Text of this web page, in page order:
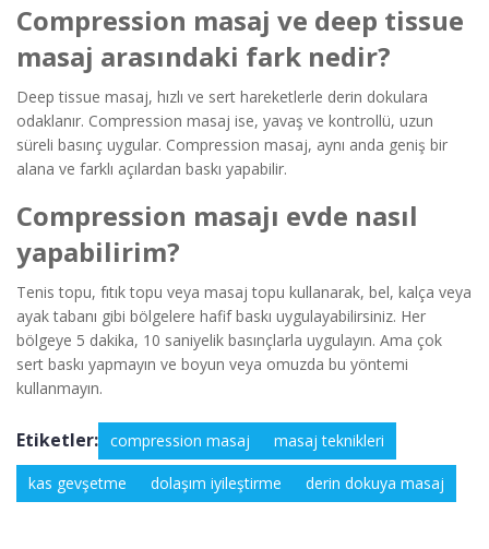
Compression masaj ve deep tissue
masaj arasındaki fark nedir?
Deep tissue masaj, hızlı ve sert hareketlerle derin dokulara
odaklanır. Compression masaj ise, yavaş ve kontrollü, uzun
süreli basınç uygular. Compression masaj, aynı anda geniş bir
alana ve farklı açılardan baskı yapabilir.
Compression masajı evde nasıl
yapabilirim?
Tenis topu, fıtık topu veya masaj topu kullanarak, bel, kalça veya
ayak tabanı gibi bölgelere hafif baskı uygulayabilirsiniz. Her
bölgeye 5 dakika, 10 saniyelik basınçlarla uygulayın. Ama çok
sert baskı yapmayın ve boyun veya omuzda bu yöntemi
kullanmayın.
Etiketler: compression masaj masaj teknikleri
kas gevşetme dolaşım iyileştirme derin dokuya masaj